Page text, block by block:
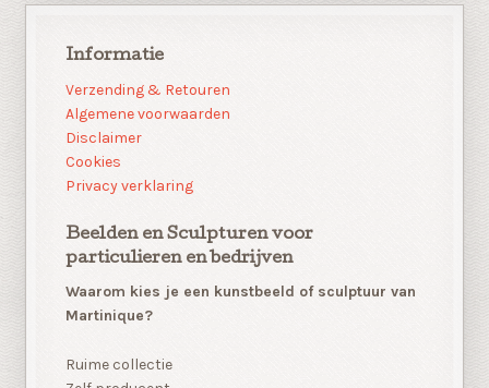
Informatie
Verzending & Retouren
Algemene voorwaarden
Disclaimer
Cookies
Privacy verklaring
Beelden en Sculpturen voor
particulieren en bedrijven
Waarom kies je een kunstbeeld of sculptuur van
Martinique?
Ruime collectie